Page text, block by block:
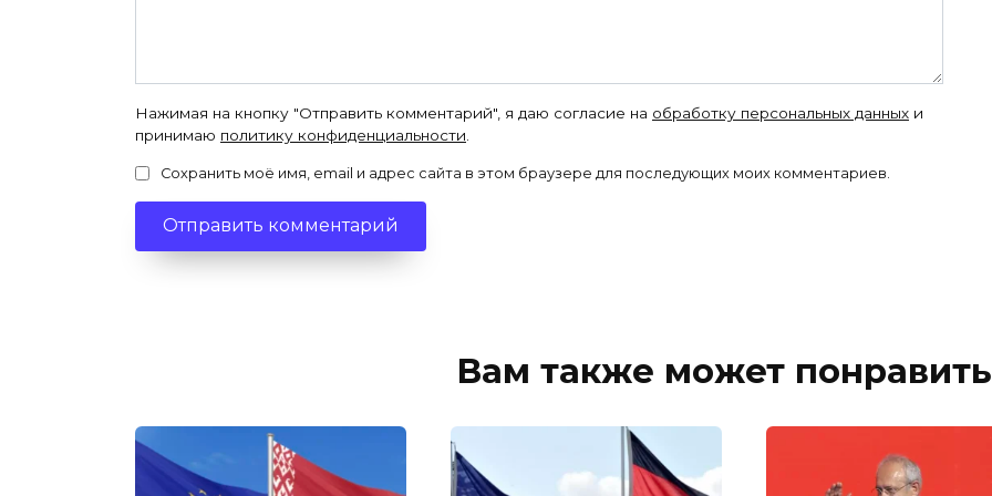
Нажимая на кнопку "Отправить комментарий", я даю согласие на обработку персональных данных и
принимаю политику конфиденциальности
Сохранить моё имя, email и адрес сайта в этом браузере для последующих моих комментариев.
Вам также может